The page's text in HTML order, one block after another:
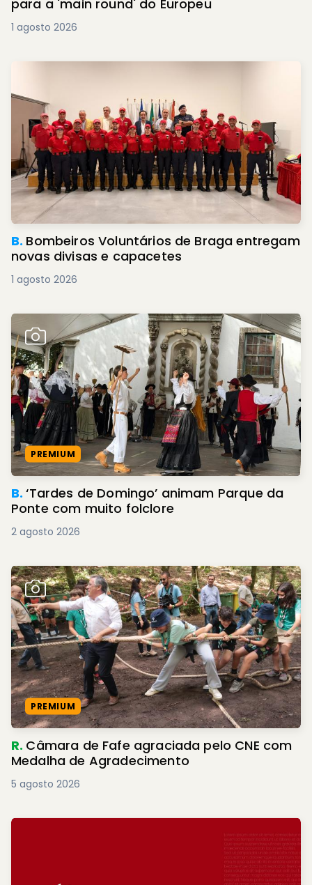
para a 'main round' do Europeu
1 agosto 2026
B. Bombeiros Voluntários de Braga entregam
novas divisas e capacetes
1 agosto 2026
PREMIUM
B.‘Tardes de Domingo’ animam Parque da
Ponte com muito folclore
2 agosto 2026
PREMIUM
R. Câmara de Fafe agraciada pelo CNE com
Medalha de Agradecimento
5 agosto 2026